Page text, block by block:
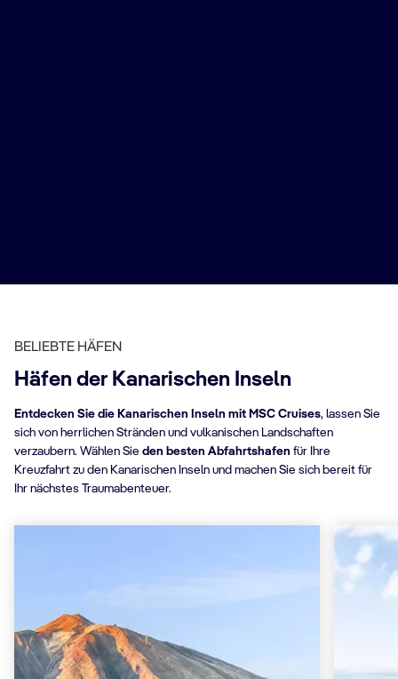
BELIEBTE HÄFEN
Häfen der Kanarischen Inseln
Entdecken Sie die Kanarischen Inseln mit MSC Cruises, lassen Sie
sich von herrlichen Stränden und vulkanischen Landschaften
verzaubern. Wählen Sie den besten Abfahrtshafen für Ihre
Kreuzfahrt zu den Kanarischen Inseln und machen Sie sich bereit für
Ihr nächstes Traumabenteuer.